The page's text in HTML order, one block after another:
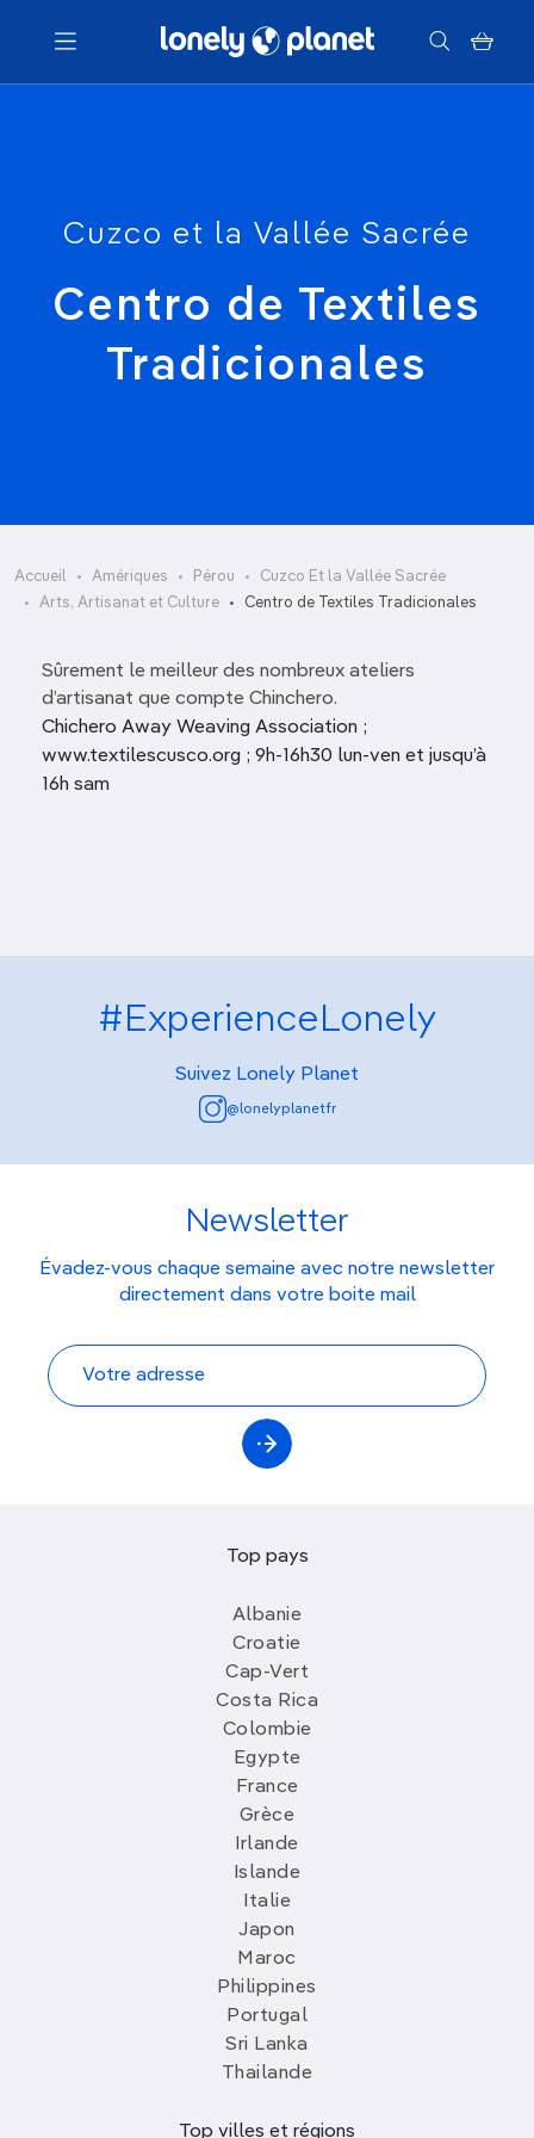
Menu
Cuzco et la Vallée Sacrée
Centro de Textiles
Tradicionales
Accueil Amériques Pérou
Cuzco Et la Vallée Sacrée
Arts, Artisanat et Culture
Centro de Textiles Tradicionales
Sûrement le meilleur des nombreux ateliers
d’artisanat que compte Chinchero.
Chichero Away Weaving Association ;
www.textilescusco.org ; 9h-16h30 lun-ven et jusqu’à
16h sam
#ExperienceLonely
Suivez Lonely Planet
@lonelyplanetfr
Newsletter
Évadez-vous chaque semaine avec notre newsletter
directement dans votre boite mail
Top pays
Albanie
Croatie
Cap-Vert
Costa Rica
Colombie
Egypte
France
Grèce
Irlande
Islande
Italie
Japon
Maroc
Philippines
Portugal
Sri Lanka
Thailande
Top villes et régions